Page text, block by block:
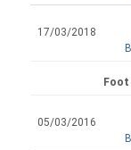
17/03/2018
Foot
05/03/2016